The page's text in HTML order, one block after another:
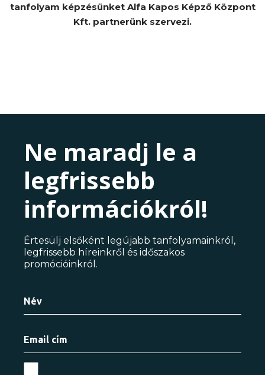
tanfolyam képzésünket Alfa Kapos Képző Központ
Kft. partnerünk szervezi.
Ne maradj le a
legfrissebb
információkról!
Értesülj elsőként legújabb tanfolyamainkról,
legfrissebb híreinkről és időszakos
promócióinkról.